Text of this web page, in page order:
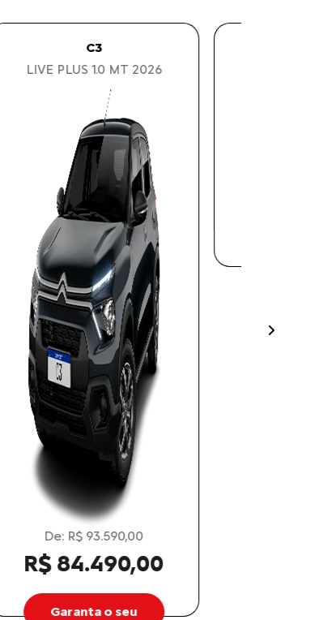
AIRCROSS
AIRCROSS 7 SHINE TURBO
200 AT 2026
De: R$ 154.490,00
R$ 128.790,00
Garanta o seu